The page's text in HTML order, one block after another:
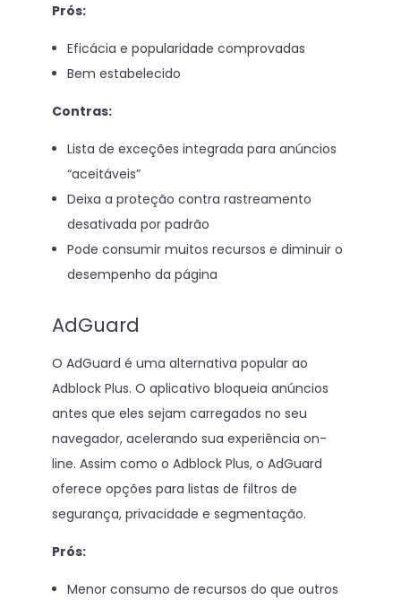
Prós:
Eficácia e popularidade comprovadas
Bem estabelecido
Contras:
Lista de exceções integrada para anúncios
“aceitáveis”
Deixa a proteção contra rastreamento
desativada por padrão
Pode consumir muitos recursos e diminuir o
desempenho da página
AdGuard
O AdGuard é uma alternativa popular ao
Adblock Plus. O aplicativo bloqueia anúncios
antes que eles sejam carregados no seu
navegador, acelerando sua experiência on-
line. Assim como o Adblock Plus, o AdGuard
oferece opções para listas de filtros de
segurança, privacidade e segmentação.
Prós:
Menor consumo de recursos do que outros